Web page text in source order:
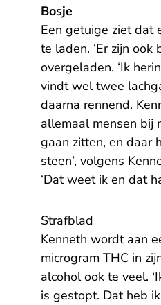
Bosje
Een getuige ziet dat
te laden. ‘Er zijn
overgeladen. ‘Ik
vindt wel twee
daarna rennend.
allemaal mensen bij
gaan zitten, en daar
steen’, volgens
‘Dat weet ik en dat
Strafblad
Kenneth wordt aan
microgram THC in
alcohol ook te veel.
is gestopt. Dat heb